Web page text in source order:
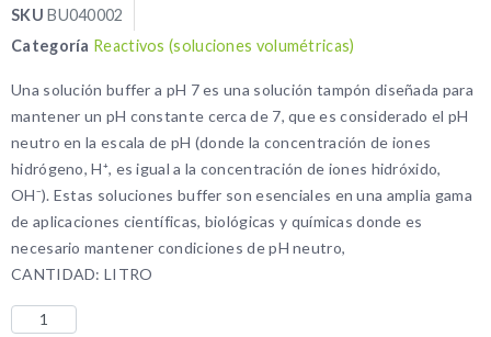
SKUBU040002
Categoría Reactivos (soluciones volumétricas)
Una solución buffer a pH 7 es una solución tampón diseñada para
mantener un pH constante cerca de 7, que es considerado el pH
neutro en la escala de pH (donde la concentración de iones
hidrógeno, H⁺, es igual a la concentración de iones hidróxido,
OH⁻). Estas soluciones buffer son esenciales en una amplia gama
de aplicaciones científicas, biológicas y químicas donde es
necesario mantener condiciones de pH neutro,
CANTIDAD: LITRO